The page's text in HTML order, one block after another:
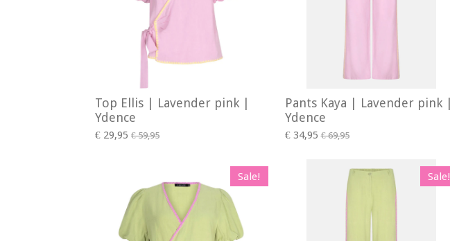
Top Ellis | Lavender pink |
Ydence
€ 29,95 € 59,95
Pants Kaya | Lavender pink |
Ydence
€ 34,95 € 69,95
Sale! Sale!